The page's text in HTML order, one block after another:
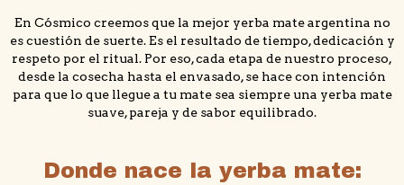
En Cósmico creemos que la mejor yerba mate argentina no
es cuestión de suerte. Es el resultado de tiempo, dedicación y
respeto por el ritual. Por eso, cada etapa de nuestro proceso,
desde la cosecha hasta el envasado, se hace con intención
para que lo que llegue a tu mate sea siempre una yerba mate
suave, pareja y de sabor equilibrado.
Donde nace la yerba mate: